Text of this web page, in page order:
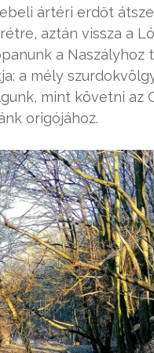
ártéri erdőt
aztán vissza a
a Naszályhoz
a mély
mint követni az
origójához.